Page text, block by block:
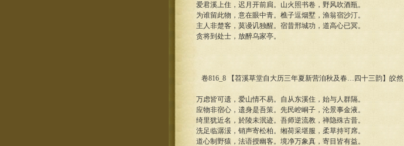
爱君溪上住，迟月开前扃。山火照书卷，野风吹酒瓶。
为谁留此物，意在眼中青。樵子逗烟墅，渔翁宿沙汀。
主人非楚客，莫谩讥独醒。宿昔邢城功，道高心已冥。
贪将到处士，放醉乌家亭。
卷816_8 【苕溪草堂自大历三年夏新营洎秋及春…四十三韵】皎然
万虑皆可遗，爱山情不易。自从东溪住，始与人群隔。
应物非宿心，遗身是吾策。先民崆峒子，沦景事金液。
绮里犹近名，於陵未泯迹。吾师逆流教，禅隐殊古昔。
洗足临潺湲，销声寄松柏。缃荷采堪服，柔草持可席。
道心制野猿，法语授幽客。境净万象真，寄目皆有益。